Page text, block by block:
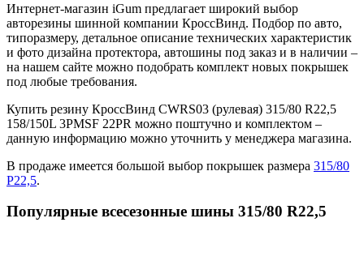
Интернет-магазин iGum предлагает широкий выбор
авторезины шинной компании КроссВинд. Подбор по авто,
типоразмеру, детальное описание технических характеристик
и фото дизайна протектора, автошины под заказ и в наличии –
на нашем сайте можно подобрать комплект новых покрышек
под любые требования.
Купить резину КроссВинд CWRS03 (рулевая) 315/80 R22,5
158/150L 3PMSF 22PR можно поштучно и комплектом –
данную информацию можно уточнить у менеджера магазина.
В продаже имеется большой выбор покрышек размера 315/80
Р22,5.
Популярные всесезонные шины 315/80 R22,5